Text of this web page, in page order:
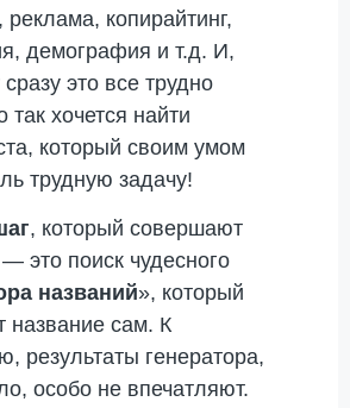
реклама, копирайтинг,
демография и т.д. И,
сразу это все трудно
так хочется найти
который своим умом
трудную задачу!
, который совершают
это поиск чудесного
названий», который
название сам. К
результаты генератора,
особо не впечатляют.